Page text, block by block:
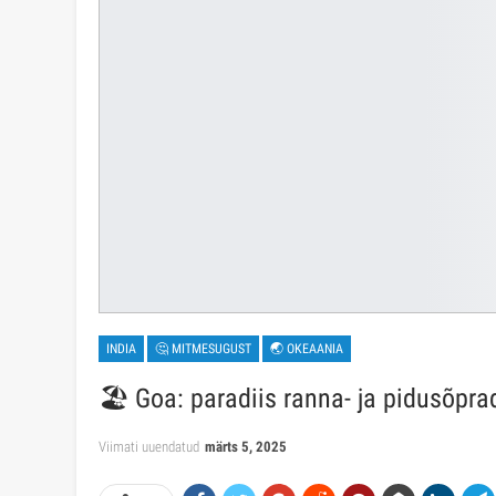
INDIA 🤔 MITMESUGUST 🌏 OKEAANIA
🏖️ Goa: paradiis ranna- ja
Viimati uuendatud märts 5, 2025